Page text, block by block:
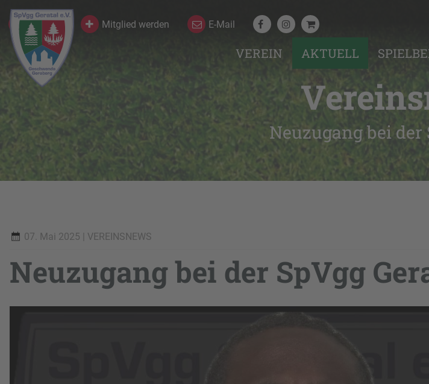
Kontakt Mitglied werden E-Mail
VEREIN AKTUELL
Neuzugang bei der
07. Mai 2025 | VEREINSNEWS
Neuzugang bei der SpVgg